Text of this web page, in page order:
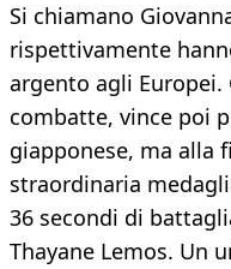
Si chiamano
rispettivamente
argento agli
combatte, vince poi
giapponese, ma alla
straordinaria
36 secondi di
Thayane Lemos. Un